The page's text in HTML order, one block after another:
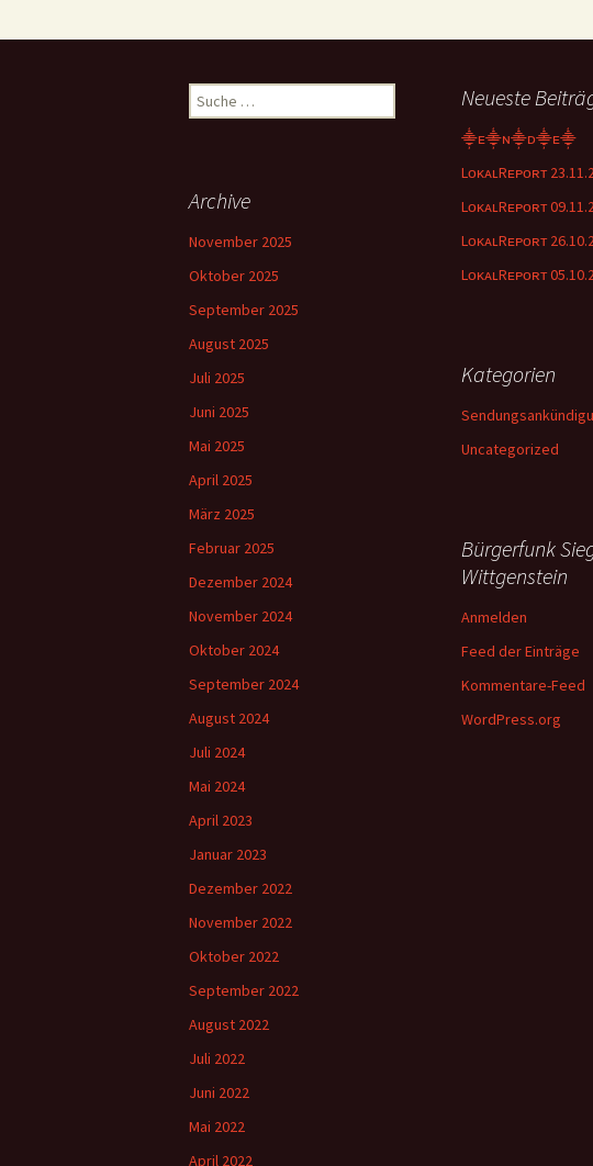
Suche
nach:
Neueste
⸎ᴇ⸎ɴ⸎ᴅ⸎ᴇ⸎
LᴏᴋᴀʟRᴇᴘᴏʀᴛ
LᴏᴋᴀʟRᴇᴘᴏʀᴛ
LᴏᴋᴀʟRᴇᴘᴏʀᴛ
LᴏᴋᴀʟRᴇᴘᴏʀᴛ
Archive
November 2025
Oktober 2025
September 2025
August 2025
Juli 2025
Juni 2025
Mai 2025
April 2025
März 2025
Februar 2025
Dezember 2024
November 2024
Oktober 2024
September 2024
August 2024
Juli 2024
Mai 2024
April 2023
Januar 2023
Dezember 2022
November 2022
Oktober 2022
September 2022
August 2022
Juli 2022
Juni 2022
Mai 2022
April 2022
Kategorien
Uncategorized
Bürgerfunk
Wittgenstein
Anmelden
Feed der Einträge
Kommentare-Feed
WordPress.org